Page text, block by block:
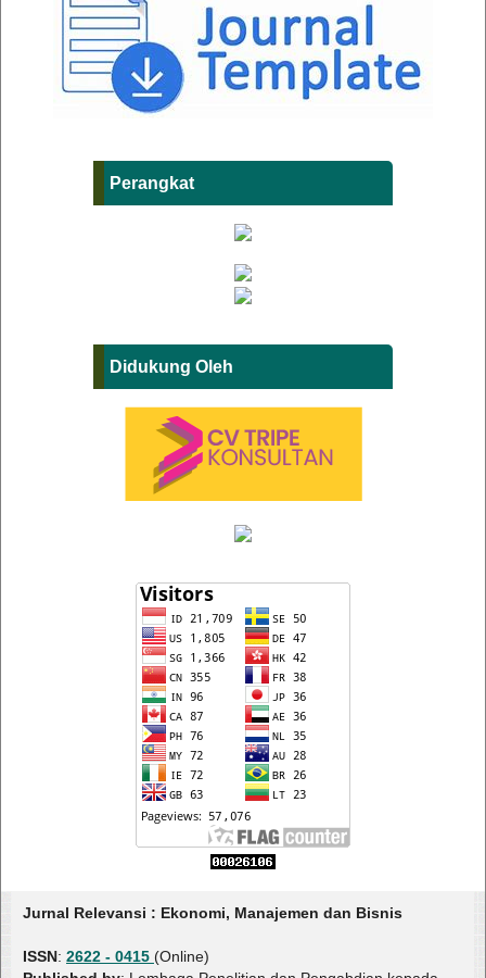
Perangkat
Didukung Oleh
Jurnal Relevansi : Ekonomi, Manajemen dan Bisnis
ISSN: 2622 - 0415 (Online)